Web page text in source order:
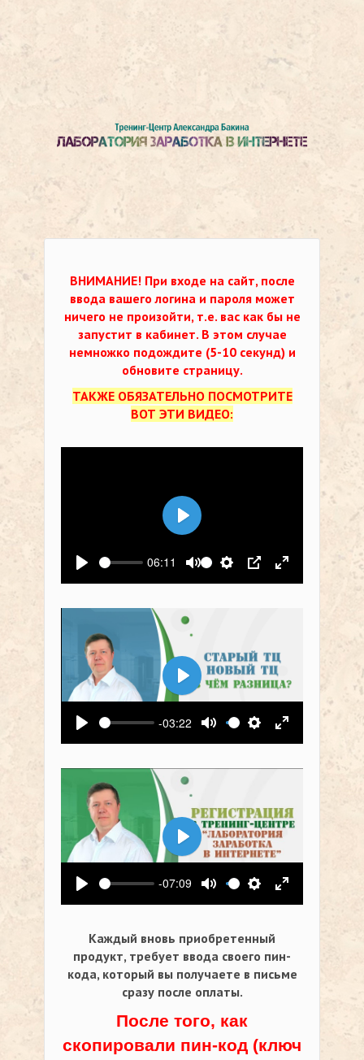
ВНИМАНИЕ! При входе на сайт, после
ввода вашего логина и пароля может
ничего не произойти, т.е. вас как бы не
запустит в кабинет. В этом случае
немножко подождите (5-10 секунд) и
обновите страницу.
ТАКЖЕ ОБЯЗАТЕЛЬНО ПОСМОТРИТЕ
ВОТ ЭТИ ВИДЕО:
Воспроизвести
06:11
Выключить звук
Настройки
PIP На весь
Воспроизвести
Воспроизвести
-03:22
Выключить звук
Настройки
На весь
Воспроизвести
Воспроизвести
-07:09
Выключить звук
Настройки
На весь
Воспроизвести
Каждый вновь приобретенный
продукт, требует ввода своего пин-
кода, который вы получаете в письме
сразу после оплаты.
После того, как
скопировали пин-код (ключ